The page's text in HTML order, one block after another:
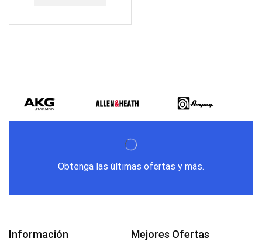
Obtenga las últimas ofertas y más.
Información Mejores Ofertas